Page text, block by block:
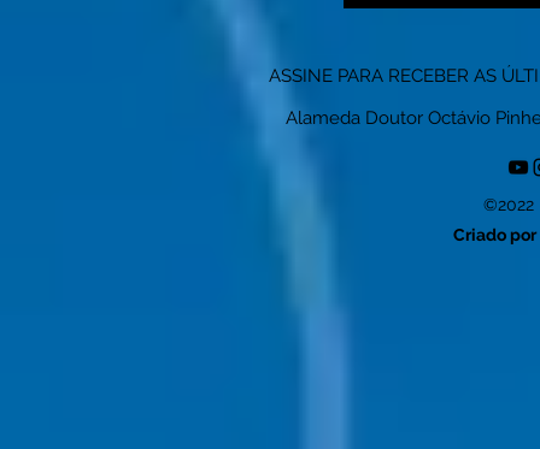
ASSINE PARA RECEBER AS
Alameda Doutor Octávio
©2022
Criado por